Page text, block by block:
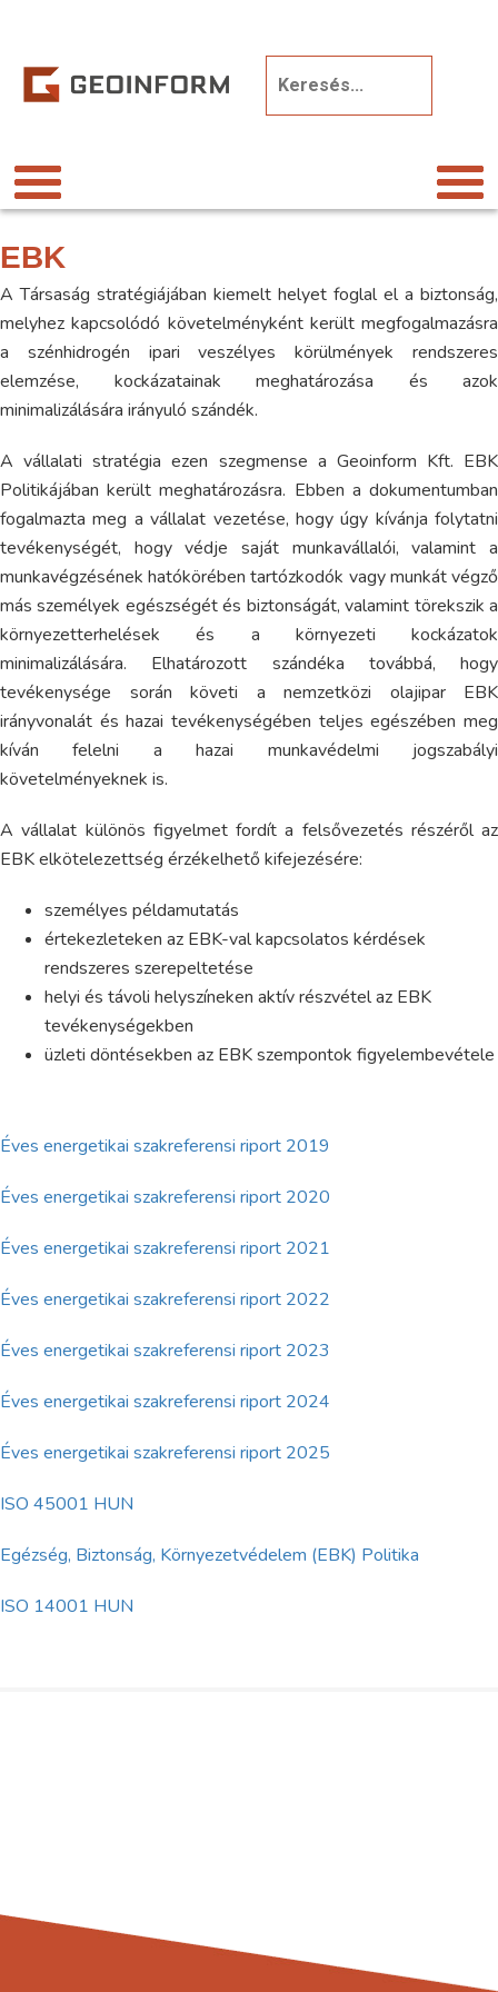
EBK
A Társaság stratégiájában kiemelt helyet foglal el a biztonság,
melyhez kapcsolódó követelményként került megfogalmazásra
a szénhidrogén ipari veszélyes körülmények rendszeres
elemzése, kockázatainak meghatározása és azok
minimalizálására irányuló szándék.
A vállalati stratégia ezen szegmense a Geoinform Kft. EBK
Politikájában került meghatározásra. Ebben a dokumentumban
fogalmazta meg a vállalat vezetése, hogy úgy kívánja folytatni
tevékenységét, hogy védje saját munkavállalói, valamint a
munkavégzésének hatókörében tartózkodók vagy munkát végző
más személyek egészségét és biztonságát, valamint törekszik a
környezetterhelések és a környezeti kockázatok
minimalizálására. Elhatározott szándéka továbbá, hogy
tevékenysége során követi a nemzetközi olajipar EBK
irányvonalát és hazai tevékenységében teljes egészében meg
kíván felelni a hazai munkavédelmi jogszabályi
követelményeknek is.
A vállalat különös figyelmet fordít a felsővezetés részéről az
EBK elkötelezettség érzékelhető kifejezésére:
személyes példamutatás
értekezleteken az EBK-val kapcsolatos kérdések
rendszeres szerepeltetése
helyi és távoli helyszíneken aktív részvétel az EBK
tevékenységekben
üzleti döntésekben az EBK szempontok figyelembevétele
Éves energetikai szakreferensi riport 2019
Éves energetikai szakreferensi riport 2020
Éves energetikai szakreferensi riport 2021
Éves energetikai szakreferensi riport 2022
Éves energetikai szakreferensi riport 2023
Éves energetikai szakreferensi riport 2024
Éves energetikai szakreferensi riport 2025
ISO 45001 HUN
Egézség, Biztonság, Környezetvédelem (EBK) Politika
ISO 14001 HUN